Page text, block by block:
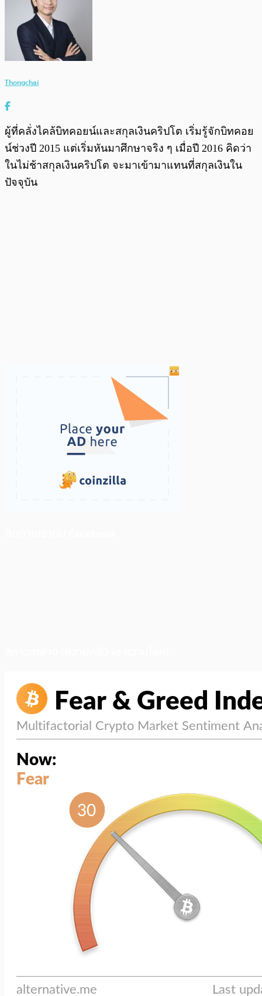
Thongchai
ผู้ที่คลั่งไคล้บิทคอยน์และสกุลเงินคริปโต เริ่มรู้จักบิทคอย
น์ช่วงปี 2015 แต่เริ่มหันมาศึกษาจริง ๆ เมื่อปี 2016 คิดว่า
ในไม่ช้าสกุลเงินคริปโต จะมาเข้ามาแทนที่สกุลเงินใน
ปัจจุบัน